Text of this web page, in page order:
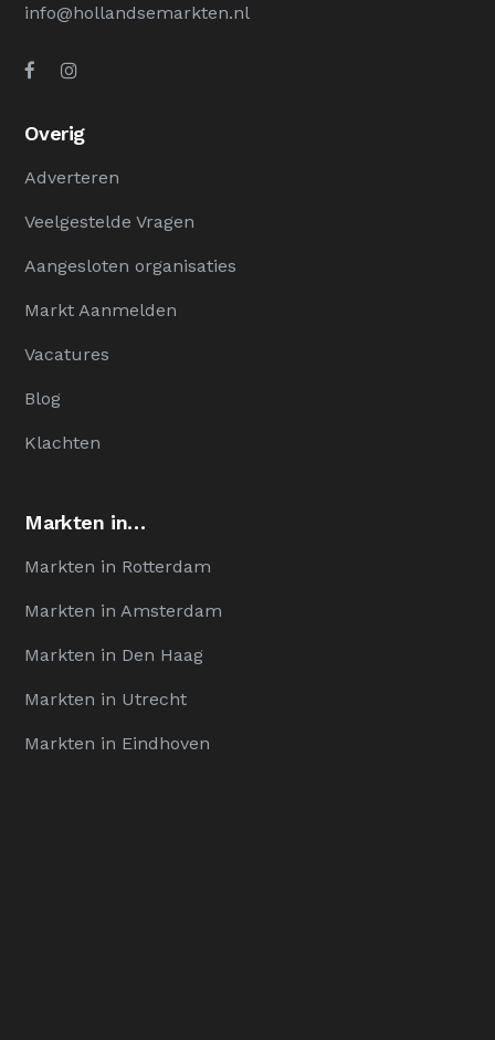
info@hollandsemarkten.nl
Overig
Adverteren
Veelgestelde Vragen
Aangesloten organisaties
Markt Aanmelden
Vacatures
Blog
Klachten
Markten in…
Markten in Rotterdam
Markten in Amsterdam
Markten in Den Haag
Markten in Utrecht
Markten in Eindhoven